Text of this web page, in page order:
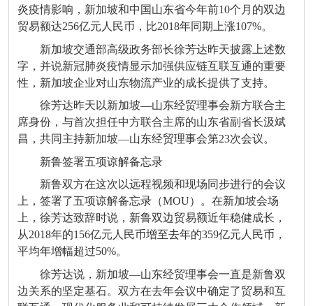
炎疫情影响，新加坡和中国山东省今年前10个月的双边
贸易额达256亿元人民币，比2018年同期上涨107%。
新加坡交通部高级政务部长徐芳达昨天披露上述数
字，并说新冠肺炎疫情显示加强供应链互联互通的重要
性，新加坡企业对山东物流产业的成长提供了支持。
徐芳达昨天以新加坡—山东经贸理事会新方联合主
席身份，与首次担任中方联合主席的山东省副省长汲斌
昌，共同主持新加坡—山东经贸理事会第23次会议。
新鲁签署五项谅解备忘录
新鲁双方在这次以远程视频和现场同步进行的会议
上，签署了五项谅解备忘录（MOU）。在新加坡会场
上，徐芳达致辞时说，新鲁双边贸易额近年稳健成长，
从2018年的156亿元人民币增至去年的359亿元人民币，
平均年增幅超过50%。
徐芳达说，新加坡—山东经贸理事会一直是新鲁双
边关系的坚定基石。双方在去年会议中确定了贸易和互